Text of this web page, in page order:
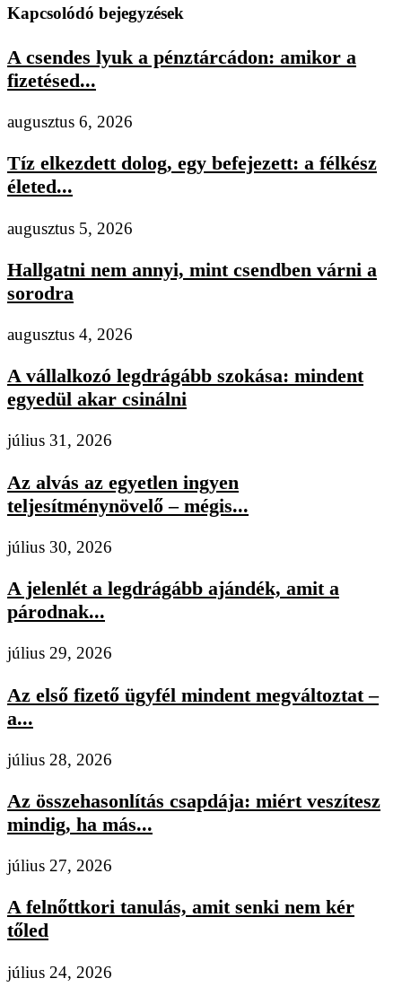
Kapcsolódó bejegyzések
A csendes lyuk a pénztárcádon: amikor a
fizetésed...
augusztus 6, 2026
Tíz elkezdett dolog, egy befejezett: a félkész
életed...
augusztus 5, 2026
Hallgatni nem annyi, mint csendben várni a
sorodra
augusztus 4, 2026
A vállalkozó legdrágább szokása: mindent
egyedül akar csinálni
július 31, 2026
Az alvás az egyetlen ingyen
teljesítménynövelő – mégis...
július 30, 2026
A jelenlét a legdrágább ajándék, amit a
párodnak...
július 29, 2026
Az első fizető ügyfél mindent megváltoztat –
a...
július 28, 2026
Az összehasonlítás csapdája: miért veszítesz
mindig, ha más...
július 27, 2026
A felnőttkori tanulás, amit senki nem kér
tőled
július 24, 2026